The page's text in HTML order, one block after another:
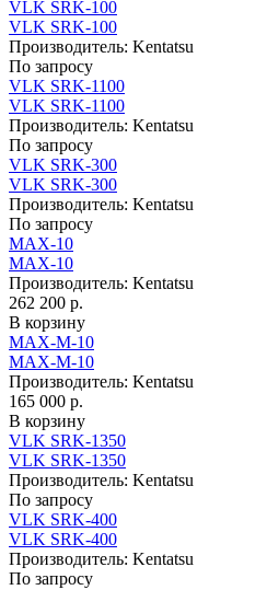
VLK SRK-100
VLK SRK-100
Производитель: Kentatsu
По запросу
VLK SRK-1100
VLK SRK-1100
Производитель: Kentatsu
По запросу
VLK SRK-300
VLK SRK-300
Производитель: Kentatsu
По запросу
MAX-10
MAX-10
Производитель: Kentatsu
262 200 р.
В корзину
MAX-M-10
MAX-M-10
Производитель: Kentatsu
165 000 р.
В корзину
VLK SRK-1350
VLK SRK-1350
Производитель: Kentatsu
По запросу
VLK SRK-400
VLK SRK-400
Производитель: Kentatsu
По запросу